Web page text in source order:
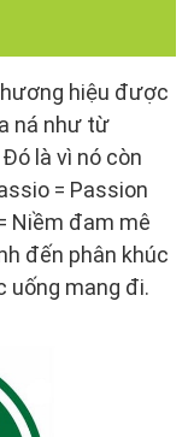
hiệu được
ná như từ
là vì nó còn
= Passion
Niềm đam mê
đến phân khúc
uống mang đi.